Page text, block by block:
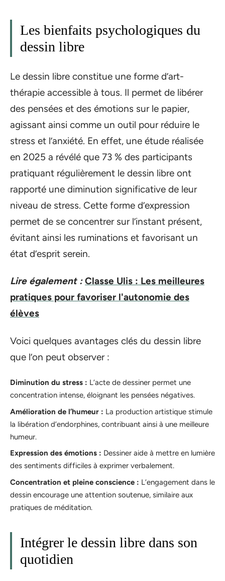
Les bienfaits psychologiques du
dessin libre
Le dessin libre constitue une forme d’art-
thérapie accessible à tous. Il permet de libérer
des pensées et des émotions sur le papier,
agissant ainsi comme un outil pour réduire le
stress et l’anxiété. En effet, une étude réalisée
en 2025 a révélé que 73 % des participants
pratiquant régulièrement le dessin libre ont
rapporté une diminution significative de leur
niveau de stress. Cette forme d’expression
permet de se concentrer sur l’instant présent,
évitant ainsi les ruminations et favorisant un
état d’esprit serein.
Lire également : Classe Ulis : Les meilleures
pratiques pour favoriser l'autonomie des
élèves
Voici quelques avantages clés du dessin libre
que l’on peut observer :
Diminution du stress : L’acte de dessiner permet une
concentration intense, éloignant les pensées négatives.
Amélioration de l’humeur : La production artistique stimule
la libération d’endorphines, contribuant ainsi à une meilleure
humeur.
Expression des émotions : Dessiner aide à mettre en lumière
des sentiments difficiles à exprimer verbalement.
Concentration et pleine conscience : L’engagement dans le
dessin encourage une attention soutenue, similaire aux
pratiques de méditation.
Intégrer le dessin libre dans son
quotidien